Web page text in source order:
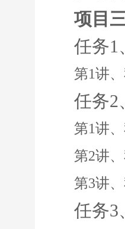
项目
任务1
第1讲
任务2
第1讲
第2讲
第3讲
任务3